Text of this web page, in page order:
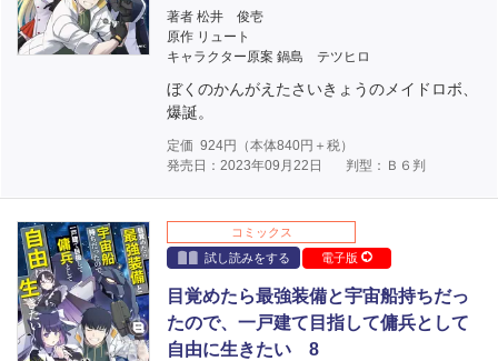
著者 松井 俊壱
原作 リュート
キャラクター原案 鍋島 テツヒロ
ぼくのかんがえたさいきょうのメイドロボ、
爆誕。
定価 924円（本体840円＋税）
発売日：2023年09月22日
判型：Ｂ６判
コミックス
試し読みをする
電子版
目覚めたら最強装備と宇宙船持ちだっ
たので、一戸建て目指して傭兵として
自由に生きたい 8